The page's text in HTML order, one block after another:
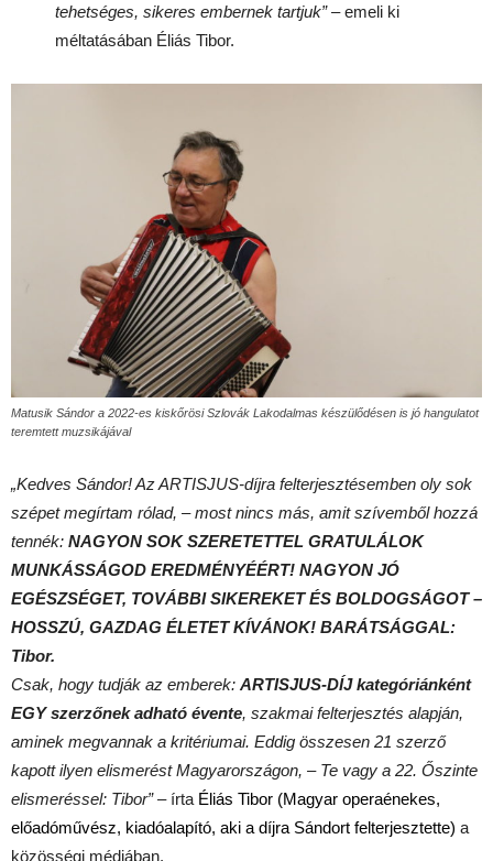
tehetséges, sikeres embernek tartjuk”– emeli ki
méltatásában Éliás Tibor.
Matusik Sándor a 2022-es kiskőrösi Szlovák Lakodalmas készülődésen is jó hangulatot
teremtett muzsikájával
„Kedves Sándor! Az ARTISJUS-díjra felterjesztésemben oly sok
szépet megírtam rólad, – most nincs más, amit szívemből hozzá
tennék: NAGYON SOK SZERETETTEL GRATULÁLOK
MUNKÁSSÁGOD EREDMÉNYÉÉRT! NAGYON JÓ
EGÉSZSÉGET, TOVÁBBI SIKEREKET ÉS BOLDOGSÁGOT –
HOSSZÚ, GAZDAG ÉLETET KÍVÁNOK! BARÁTSÁGGAL:
Tibor.
Csak, hogy tudják az emberek: ARTISJUS-DÍJ kategóriánként
EGY szerzőnek adható évente, szakmai felterjesztés alapján,
aminek megvannak a kritériumai. Eddig összesen 21 szerző
kapott ilyen elismerést Magyarországon, – Te vagy a 22. Őszinte
elismeréssel: Tibor”– írta Éliás Tibor (Magyar operaénekes,
előadóművész, kiadóalapító, aki a díjra Sándort felterjesztette) a
közösségi médiában.